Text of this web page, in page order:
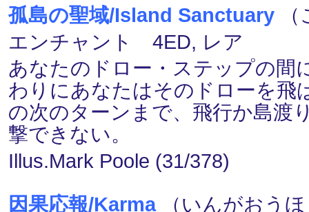
孤島の聖域/Island Sanctuary
エンチャント 4ED, レア
あなたのドロー・ステップの間
わりにあなたはそのドローを飛
の次のターンまで、飛行か島渡
撃できない。
Illus.Mark Poole (31/378)
因果応報/Karma（いんがおう